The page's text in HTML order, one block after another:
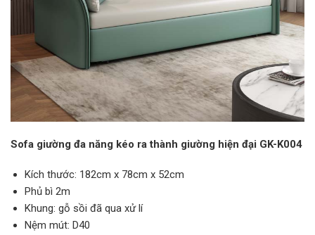
Sofa giường đa năng kéo ra thành giường hiện đại GK-K004
Kích thước: 182cm x 78cm x 52cm
Phủ bì 2m
Khung: gỗ sồi đã qua xử lí
Nệm mút: D40